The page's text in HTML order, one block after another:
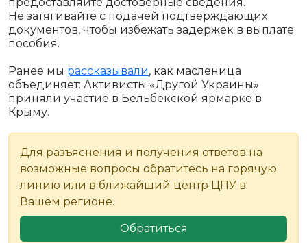
Не затягивайте с подачей подтверждающих
документов, чтобы избежать задержек в выплате
пособия.
Ранее мы рассказывали, как масленица
объединяет: Активисты «Другой Украины»
приняли участие в Бельбекской ярмарке в
Крыму.
Для разъяснения и получения ответов на
возможные вопросы обратитесь на горячую
линию или в ближайший центр ЦПУ в
Вашем регионе.
Обратиться